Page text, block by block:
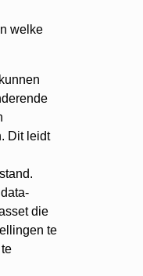
welke
Dit leidt
die
te